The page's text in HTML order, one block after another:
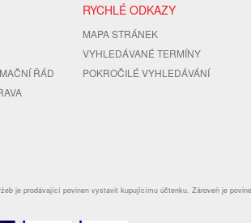
ŘÁD
RYCHLÉ ODKAZY
MAPA STRÁNEK
VYHLEDÁVANÉ TERMÍNY
POKROČILÉ VYHLEDÁVÁNÍ
je prodávající povinen vystavit kupujícímu účtenku. Zároveň je